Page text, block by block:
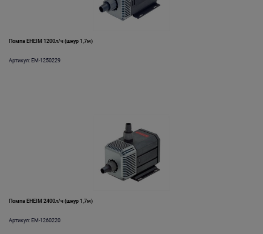
Помпа EHEIM 1200л/ч (шнур 1,7м)
Артикул: EM-1250229
Помпа EHEIM 2400л/ч (шнур 1,7м)
Артикул: EM-1260220